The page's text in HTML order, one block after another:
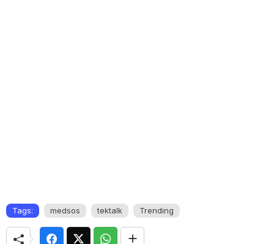
Tags: medsos tektalk Trending